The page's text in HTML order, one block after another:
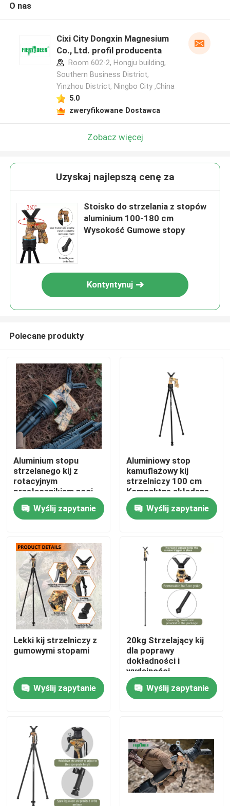
Dom
Filmy
Pokaz VR
O nas
Skontaktuj się z nami
Poprosić o wycenę
Uwaga:
O nas
Cixi City Dongxin Magnesium
Co., Ltd. profil producenta
Room 602-2, Hongju building,
Southern Business District,
Yinzhou District, Ningbo City ,China
5.0
zweryfikowane Dostawca
Zobacz więcej
Uzyskaj najlepszą cenę za
Stoisko do strzelania z stopów
aluminium 100-180 cm
Wysokość Gumowe stopy
Kontyntynuj
Polecane produkty
Aluminium stopu
strzelanego kij z
rotacyjnym
przełącznikiem nogi
blokada gumowych
stóp i 20 kg
pojemności
Wyślij zapytanie
Aluminiowy stop
kamuflażowy kij
strzelniczy 100 cm
Kompaktne składane
długości rotacyjne
przełączniki
Wyślij zapytanie
Lekki kij strzelniczy z
gumowymi stopami
Wyślij zapytanie
20kg Strzelający kij
dla poprawy
dokładności i
wydajności
Wyślij zapytanie